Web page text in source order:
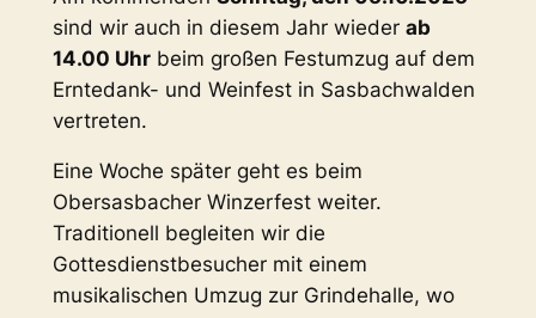
sind wir auch in diesem Jahr wieder ab
14.00 Uhrbeim großen Festumzug auf dem
Erntedank- und Weinfest in Sasbachwalden
vertreten.
Eine Woche später geht es beim
Obersasbacher Winzerfest weiter.
Traditionell begleiten wir die
Gottesdienstbesucher mit einem
musikalischen Umzug zur Grindehalle, wo